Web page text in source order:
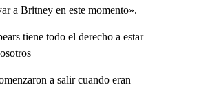
a Britney en este momento».
tiene todo el derecho a estar
a salir cuando eran